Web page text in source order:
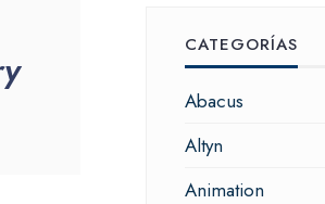
CATEGORÍAS
Abacus
Altyn
Animation